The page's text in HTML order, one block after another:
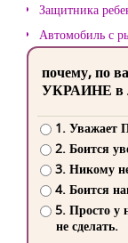
Защитника
Автомобиль с
почему, по
УКРАИНЕ в
1. Уважает
2. Боится
3. Никому
4. Боится
5. Просто у
не сделать.